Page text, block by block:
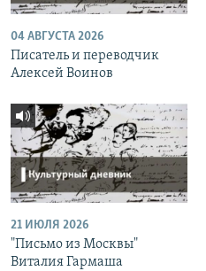
04 АВГУСТА 2026
Писатель и переводчик
Алексей Воинов
21 ИЮЛЯ 2026
"Письмо из Москвы"
Виталия Гармаша